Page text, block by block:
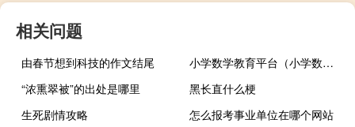
相关问题
由春节想到科技的作文结尾
小学数学教育平台（小学数学学习网）
“浓熏翠被”的出处是哪里
黑长直什么梗
生死剧情攻略
怎么报考事业单位在哪个网站